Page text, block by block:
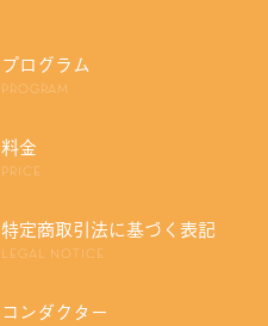
コンダクター
プログラム
PROGRAM
料金
PRICE
特定商取引法に基づく表記
LEGAL NOTICE